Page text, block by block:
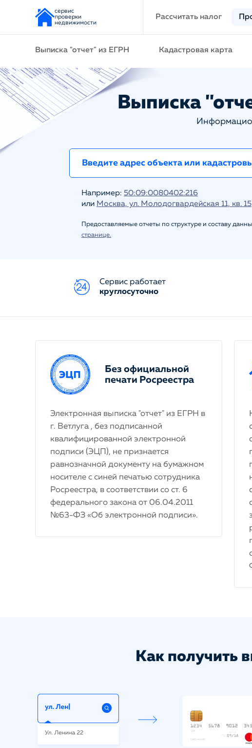
сервис
проверки
недвижимости
Рассчитать налог
Выписка "отчет" из ЕГРН Кадастровая карта
Выписка
Например: 50:09:0080402:216
или Москва, ул. Молодогвардейская 11, кв. 15
Предоставляемые отчеты по структуре и составу
странице.
Сервис работает
круглосуточно
Без официальной
печати Росреестра
Электронная выписка "отчет" из ЕГРН в
г. Ветлуга , без подписанной
квалифицированной электронной
подписи (ЭЦП), не признается
равнозначной документу на бумажном
носителе с синей печатью сотрудника
Росреестра, в соответствии со ст. 6
федерального закона от 06.04.2011
№63-ФЗ «Об электронной подписи».
Как получить